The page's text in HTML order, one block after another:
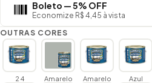
Boleto — 5% OFF
Economize R$ 4,45 à vista
OUTRAS CORES
2 4 Amarelo Amarelo Azul